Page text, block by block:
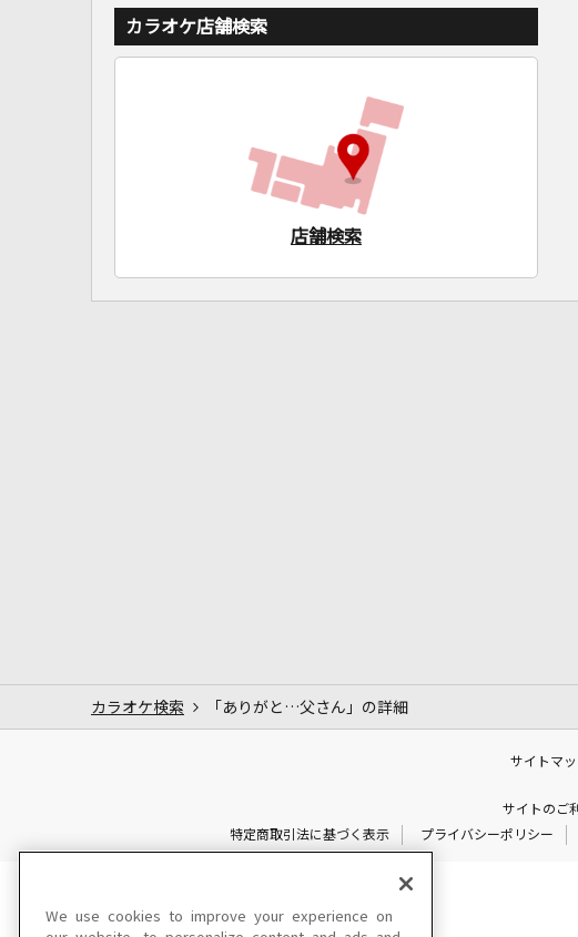
カラオケ店舗検索
店舗検索
カラオケ検索 「ありがと…父さん」の詳細
サイトマ
サイトのご
特定商取引法に基づく表示
プライバシーポリシー
We use cookies to improve your experience on